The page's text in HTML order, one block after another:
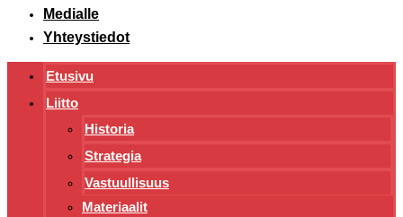
Medialle
Yhteystiedot
Etusivu
Liitto
Historia
Strategia
Vastuullisuus
Materiaalit